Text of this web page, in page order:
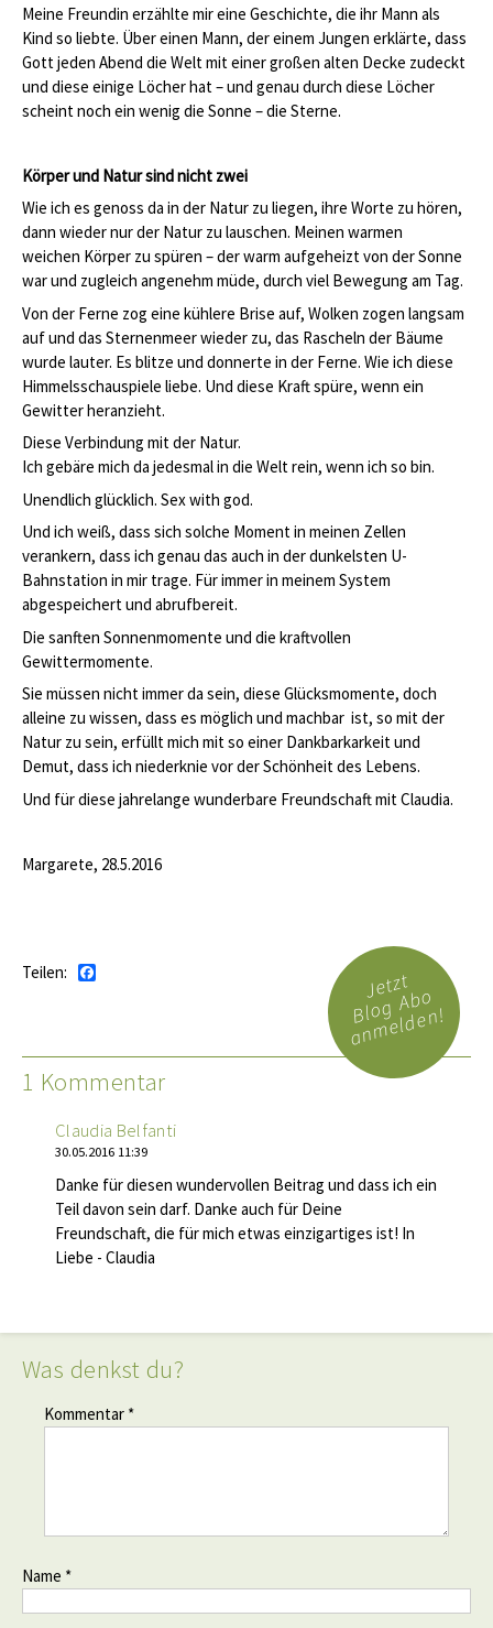
Meine Freundin erzählte mir eine Geschichte, die ihr Mann als
Kind so liebte. Über einen Mann, der einem Jungen erklärte, dass
Gott jeden Abend die Welt mit einer großen alten Decke zudeckt
und diese einige Löcher hat – und genau durch diese Löcher
scheint noch ein wenig die Sonne – die Sterne.
Körper und Natur sind nicht zwei
Wie ich es genoss da in der Natur zu liegen, ihre Worte zu hören,
dann wieder nur der Natur zu lauschen. Meinen warmen
weichen Körper zu spüren – der warm aufgeheizt von der Sonne
war und zugleich angenehm müde, durch viel Bewegung am Tag.
Von der Ferne zog eine kühlere Brise auf, Wolken zogen langsam
auf und das Sternenmeer wieder zu, das Rascheln der Bäume
wurde lauter. Es blitze und donnerte in der Ferne. Wie ich diese
Himmelsschauspiele liebe. Und diese Kraft spüre, wenn ein
Gewitter heranzieht.
Diese Verbindung mit der Natur.
Ich gebäre mich da jedesmal in die Welt rein, wenn ich so bin.
Unendlich glücklich. Sex with god.
Und ich weiß, dass sich solche Moment in meinen Zellen
verankern, dass ich genau das auch in der dunkelsten U-
Bahnstation in mir trage. Für immer in meinem System
abgespeichert und abrufbereit.
Die sanften Sonnenmomente und die kraftvollen
Gewittermomente.
Sie müssen nicht immer da sein, diese Glücksmomente, doch
alleine zu wissen, dass es möglich und machbar ist, so mit der
Natur zu sein, erfüllt mich mit so einer Dankbarkarkeit und
Demut, dass ich niederknie vor der Schönheit des Lebens.
Und für diese jahrelange wunderbare Freundschaft mit Claudia.
Margarete, 28.5.2016
Teilen: Jetzt
Blog Abo
anmelden!
1 Kommentar
Claudia Belfanti
30.05.2016 11:39
Danke für diesen wundervollen Beitrag und dass ich ein
Teil davon sein darf. Danke auch für Deine
Freundschaft, die für mich etwas einzigartiges ist! In
Liebe - Claudia
Was denkst du?
Kommentar *
Name *